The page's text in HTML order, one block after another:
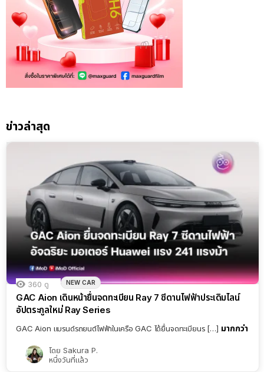
ข่าวล่าสุด
360 ดู NEW CAR
GAC Aion เดินหน้ายื่นจดทะเบียน Ray 7 ซีดานไฟฟ้าประเดิมไลน์
อัปตระกูลใหม่ Ray Series
GAC Aion แบรนด์รถยนต์ไฟฟ้าในเครือ GAC ได้ยื่นจดทะเบียนร […] มากกว่า
โดย Sakura P.
หนึ่งวันที่แล้ว